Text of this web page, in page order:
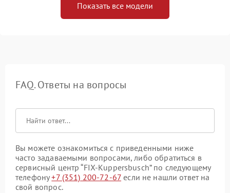
Показать все модели
FAQ. Ответы на вопросы
Вы можете ознакомиться с приведенными ниже
часто задаваемыми вопросами, либо обратиться в
сервисный центр “FIX-Kuppersbusch” по следующему
телефону+7 (351) 200-72-67 если не нашли ответ на
свой вопрос.